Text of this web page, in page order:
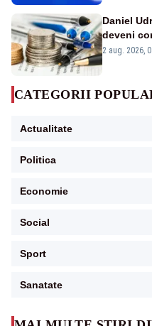
Daniel
deveni
viitoare?
2 aug. 2026,
CATEGORII
Actualitate
Politica
Economie
Social
Sport
Sanatate